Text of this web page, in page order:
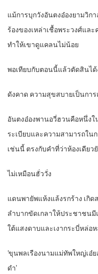
แม้การบุกวังอันตงอ๋องยามวิก
ร้องของเหล่าเชื้อพระวงศ์แล
ทำให้เขาดูแคลนไม่น้อย
พอเทียบกับตอนนี้แล้วตัดสินได้
ดังคาด ความสุขสบายเป็นการ
อันตงอ๋องพานอวี่ฮวนคือหนึ่ง
ระเบียบและความสามารถใ
เช่นนี้ ตรงกับคำที่ว่าห้องเดียว
ไม่เหมือนฮั่ววั่ง
แดนพายัพแห้งแล้งรกร้าง เกิ
ลำบากขัดเกลาให้ประชาชน
ใต้แสงดาบและเงากระบี่หล่
‘ขุนพลเรืองนามแม่ทัพใหญ่เ
ดำ’